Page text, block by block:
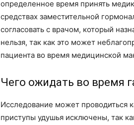
определенное время принять
средствах заместительной
согласовать с врачом, который
нельзя, так как это может
пациента во время медицинской
Чего ожидать во время
Исследование может проводиться
приступы удушья исключены, так